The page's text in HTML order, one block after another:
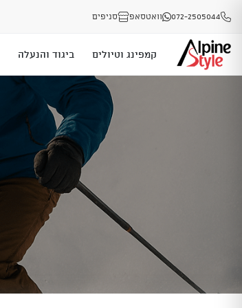
072-2505044 וואטסאפ סניפים
קמפינג וטיולים ביגוד והנעלה